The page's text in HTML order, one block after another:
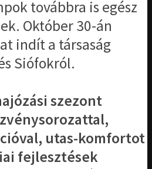
továbbra is egész
Október 30-án
indít a társaság
Siófokról.
szezont
utas-komfortot
fejlesztések